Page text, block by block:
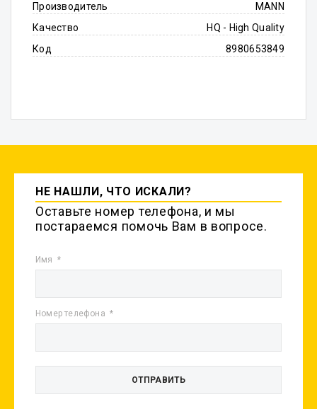
Производитель
MANN
Качество
HQ - High Quality
Код
8980653849
НЕ НАШЛИ, ЧТО ИСКАЛИ?
Оставьте номер телефона, и мы
постараемся помочь Вам в вопросе.
Имя
Номер телефона